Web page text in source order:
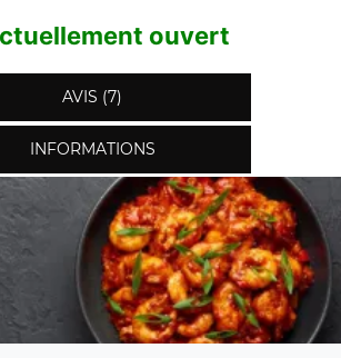
ouvert
AVIS (7)
INFORMATIONS